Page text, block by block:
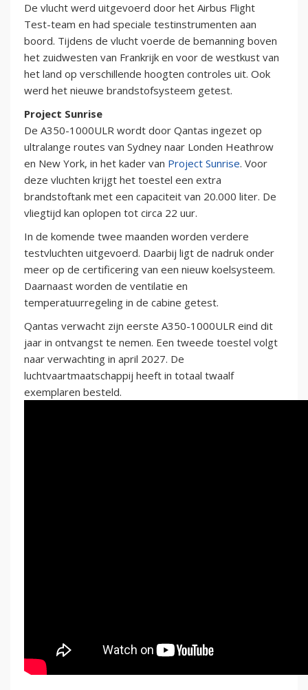
De vlucht werd uitgevoerd door het Airbus Flight
Test-team en had speciale testinstrumenten aan
boord. Tijdens de vlucht voerde de bemanning boven
het zuidwesten van Frankrijk en voor de westkust van
het land op verschillende hoogten controles uit. Ook
werd het nieuwe brandstofsysteem getest.
Project Sunrise
De A350-1000ULR wordt door Qantas ingezet op
ultralange routes van Sydney naar Londen Heathrow
en New York, in het kader van Project Sunrise. Voor
deze vluchten krijgt het toestel een extra
brandstoftank met een capaciteit van 20.000 liter. De
vliegtijd kan oplopen tot circa 22 uur.
In de komende twee maanden worden verdere
testvluchten uitgevoerd. Daarbij ligt de nadruk onder
meer op de certificering van een nieuw koelsysteem.
Daarnaast worden de ventilatie en
temperatuurregeling in de cabine getest.
Qantas verwacht zijn eerste A350-1000ULR eind dit
jaar in ontvangst te nemen. Een tweede toestel volgt
naar verwachting in april 2027. De
luchtvaartmaatschappij heeft in totaal twaalf
exemplaren besteld.